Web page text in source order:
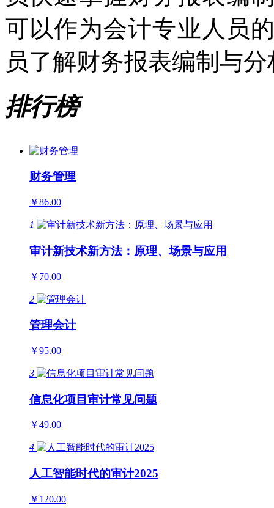
可以作为会计专业人员
员了解财务报表编制与
排行榜
财务管理
￥86.00
1
审计新技术新方法：原理、场景与应用
￥70.00
2
管理会计
￥95.00
3
信息化项目审计常见问题
￥49.00
4
人工智能时代的审计2025
￥120.00